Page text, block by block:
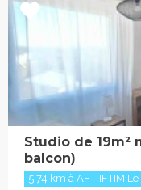
Studio de 19m²
balcon)
5.74 km à AFT-IFTIM